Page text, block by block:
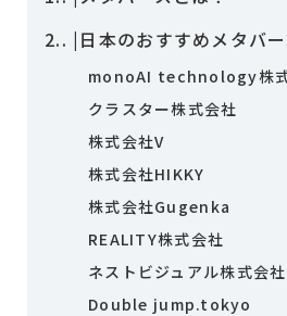
2. |日本のおすすめメタバ
monoAI technology株
クラスター株式会社
株式会社V
株式会社HIKKY
株式会社Gugenka
REALITY株式会社
ネストビジュアル株式会社
Double jump.tokyo